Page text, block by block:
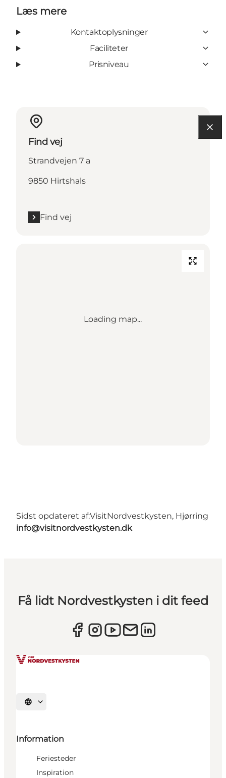
Læs mere
Kontaktoplysninger
Faciliteter
Prisniveau
Find vej
Strandvejen 7 a
9850 Hirtshals
Find vej
Loading map...
Sidst opdateret af:VisitNordvestkysten, Hjørring
info@visitnordvestkysten.dk
Få lidt Nordvestkysten i dit feed
Vælg sprog
Information
Feriesteder
Inspiration